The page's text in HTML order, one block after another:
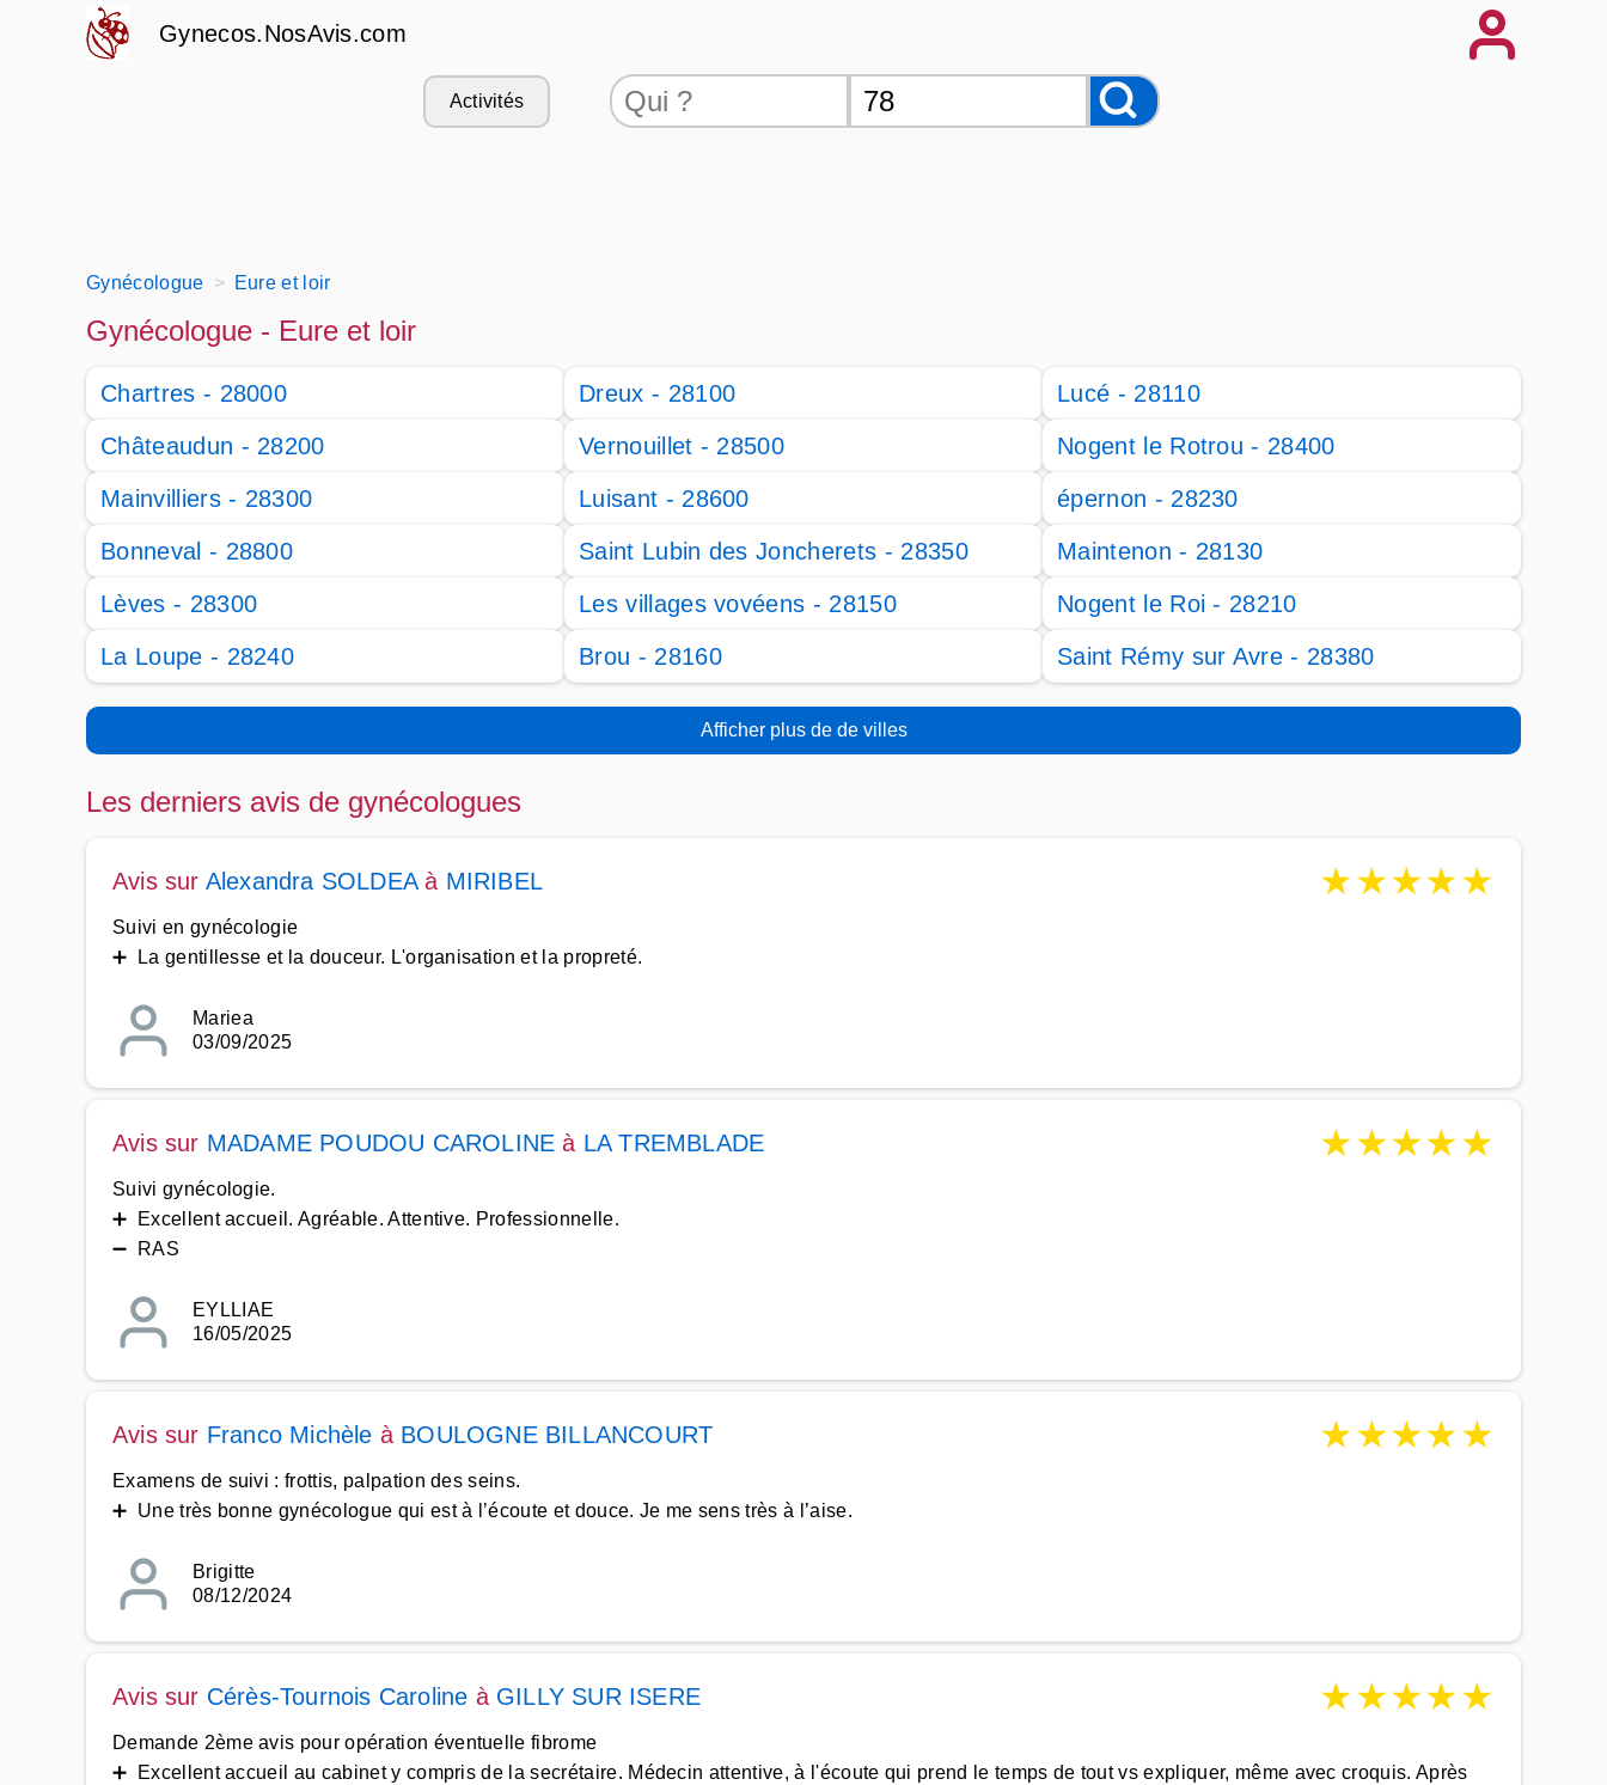
Gynecos.NosAvis.com
Activités
Gynécologue Eure et loir
Gynécologue - Eure et loir
Chartres - 28000 Dreux - 28100
Lucé - 28110
Châteaudun - 28200
Vernouillet - 28500
Nogent le Rotrou - 28400
Mainvilliers - 28300
Luisant - 28600
épernon - 28230
Bonneval - 28800
Saint Lubin des Joncherets - 28350
Maintenon - 28130
Lèves - 28300
Les villages vovéens - 28150
Nogent le Roi - 28210
La Loupe - 28240
Brou - 28160 Saint Rémy sur Avre - 28380
Afficher plus de de villes
Les derniers avis de gynécologues
Avis sur Alexandra SOLDEAà MIRIBEL ★★★★★
Suivi en gynécologie
➕ La gentillesse et la douceur. L'organisation et la propreté.
Mariea
03/09/2025
Avis sur MADAME POUDOU CAROLINE à LA TREMBLADE ★★★★★
Suivi gynécologie.
➕ Excellent accueil. Agréable. Attentive. Professionnelle.
➖ RAS
EYLLIAE
16/05/2025
Avis sur Franco Michèle à BOULOGNE BILLANCOURT ★★★★★
Examens de suivi : frottis, palpation des seins.
➕ Une très bonne gynécologue qui est à l’écoute et douce. Je me sens très à l’aise.
Brigitte
08/12/2024
Avis sur Cérès-Tournois Caroline à GILLY SUR ISERE ★★★★★
Demande 2ème avis pour opération éventuelle fibrome
➕ Excellent accueil au cabinet y compris de la secrétaire. Médecin attentive, à l'écoute qui prend le temps de tout vs expliquer, même avec croquis. Après